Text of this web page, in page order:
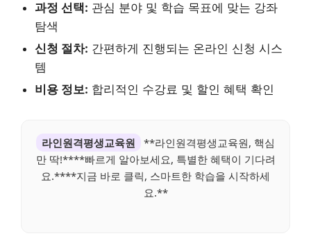
과정 선택: 관심 분야 및 학습 목표에 맞는 강좌
탐색
신청 절차: 간편하게 진행되는 온라인 신청 시스
템
비용 정보: 합리적인 수강료 및 할인 혜택 확인
라인원격평생교육원
**라인원격평생교육원, 핵심
만 딱!****빠르게 알아보세요, 특별한 혜택이 기다려
요.****지금 바로 클릭, 스마트한 학습을 시작하세
요.**